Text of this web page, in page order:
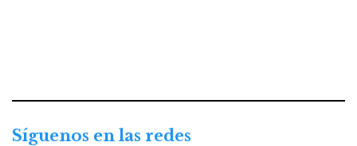
Síguenos en las redes